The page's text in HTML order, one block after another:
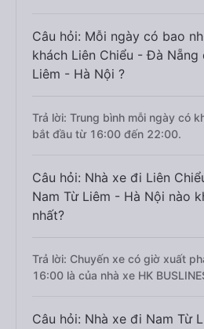
Câu hỏi: Mỗi ngày có bao
khách Liên Chiểu - Đà Nẵng
Liêm - Hà Nội ?
Trả lời: Trung bình mỗi ngày có
bắt đầu từ 16:00 đến 22:00.
Câu hỏi: Nhà xe đi Liên
Nam Từ Liêm - Hà Nội nào
nhất?
Trả lời: Chuyến xe có giờ xuất
16:00 là của nhà xe HK
Câu hỏi: Nhà xe đi Nam Từ